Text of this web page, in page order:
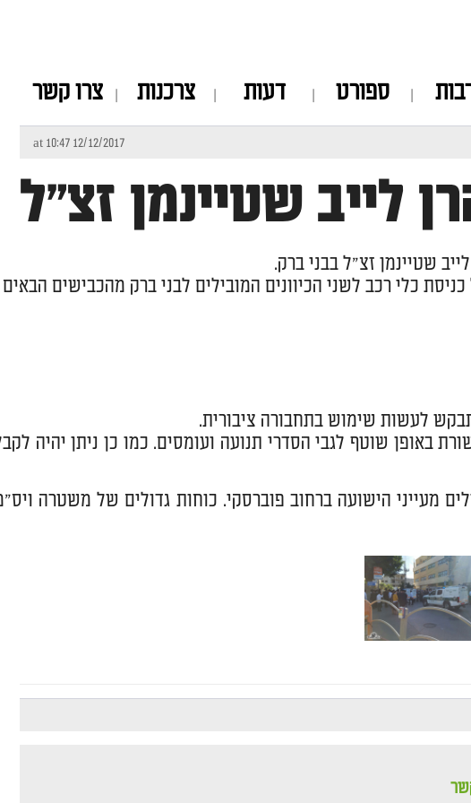
ספורט דעות צרכנות צרו קשר
12/12/2017 at 10:47
לייב שטיינמן זצ"ל
שטיינמן זצ"ל בבני ברק.
לעשות שימוש בתחבורה ציבורית.
באופן שוטף לגבי הסדרי תנועה ועומסים. כמו כן ניתן יהיה
מעייני הישועה ברחוב פוברסקי. כוחות גדולים של משטרה